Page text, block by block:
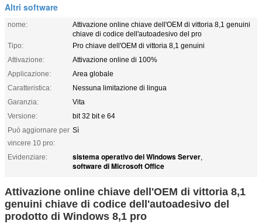
Altri software
nome:
Attivazione online chiave dell'OEM di vittoria 8,1 genuini
chiave di codice dell'autoadesivo del pro
Tipo:
Pro chiave dell'OEM di vittoria 8,1 genuini
Attivazione:
Attivazione online di 100%
Applicazione:
Area globale
Caratteristica:
Nessuna limitazione di lingua
Garanzia:
Vita
Versione:
bit 32 bit e 64
Può aggiornare per
vincere 10 pro:
Sì
Evidenziare: sistema operativo del Windows Server,
software di Microsoft Office
Attivazione online chiave dell'OEM di vittoria 8,1
genuini chiave di codice dell'autoadesivo del
prodotto di Windows 8,1 pro